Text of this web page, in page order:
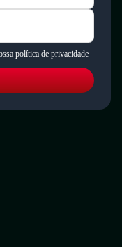
política de privacidade